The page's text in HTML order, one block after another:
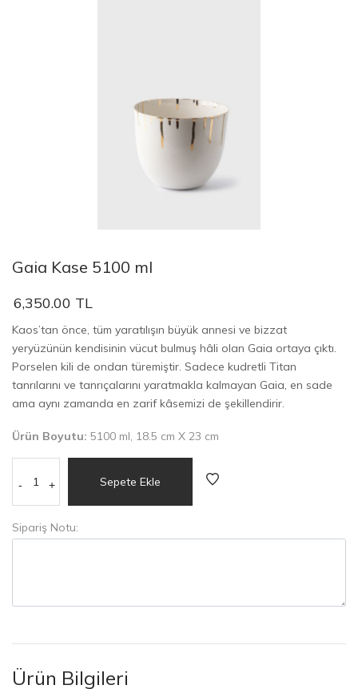
Gaia Kase 5100 ml
6,350.00 TL
Kaos’tan önce, tüm yaratılışın büyük annesi ve bizzat
yeryüzünün kendisinin vücut bulmuş hâli olan Gaia ortaya çıktı.
Porselen kili de ondan türemiştir. Sadece kudretli Titan
tanrılarını ve tanrıçalarını yaratmakla kalmayan Gaia, en sade
ama aynı zamanda en zarif kâsemizi de şekillendirir.
Ürün Boyutu: 5100 ml, 18.5 cm X 23 cm
- + Sepete Ekle
Sipariş Notu:
Ürün Bilgileri